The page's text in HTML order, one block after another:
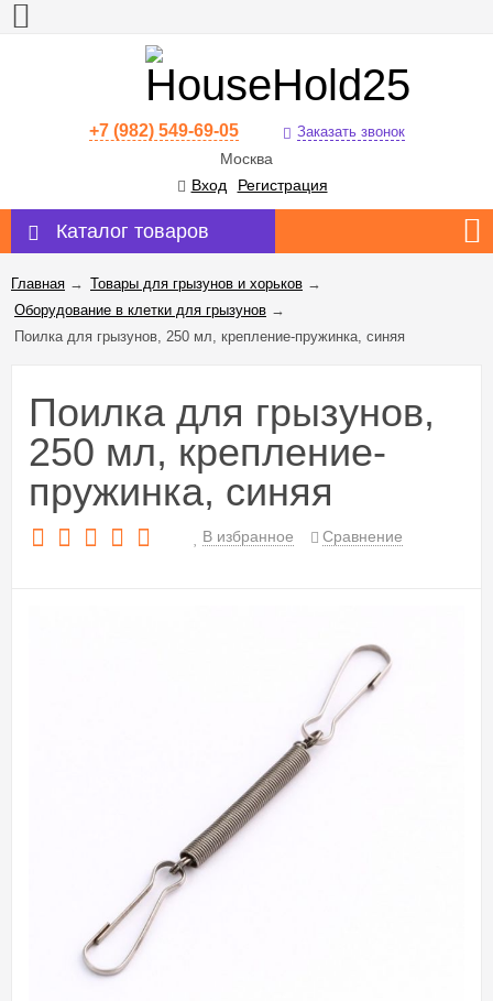
+7 (982) 549-69-05 Заказать звонок
Москва
Вход
Регистрация
Каталог товаров
Главная → Товары для грызунов и хорьков →
Оборудование в клетки для грызунов →
Поилка для грызунов, 250 мл, крепление-пружинка, синяя
Поилка для грызунов,
250 мл, крепление-
пружинка, синяя
В избранное Сравнение